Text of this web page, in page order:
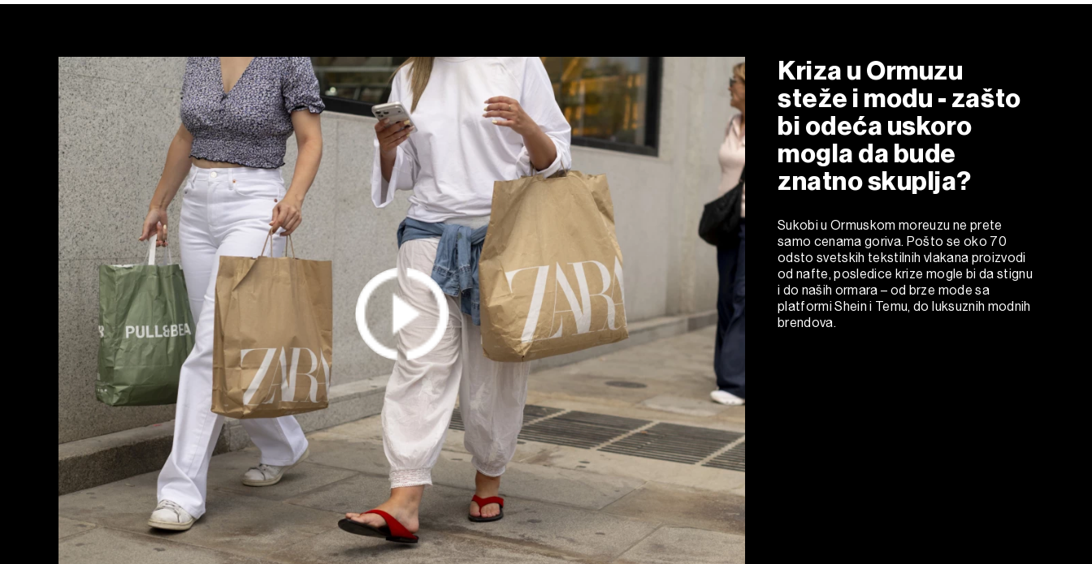
Kriza u Ormuzu
steže i modu - zašto
bi odeća uskoro
mogla da bude
znatno skuplja?
Sukobi u Ormuskom moreuzu ne prete
samo cenama goriva. Pošto se oko 70
odsto svetskih tekstilnih vlakana proizvodi
od nafte, posledice krize mogle bi da stignu
i do naših ormara – od brze mode sa
platformi Shein i Temu, do luksuznih modnih
brendova.